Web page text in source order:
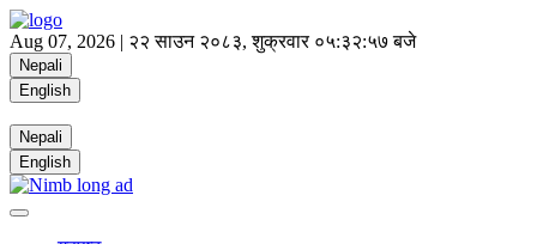
Aug 07, 2026 | २२ साउन २०८३, शुक्रवार ०५:३२:५८ बजे
Nepali
English
Nepali
English